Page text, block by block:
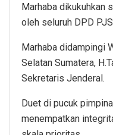
Marhaba dikukuhkan
oleh seluruh DPD
Marhaba didampingi
Selatan Sumatera,
Sekretaris Jenderal.
Duet di pucuk
menempatkan